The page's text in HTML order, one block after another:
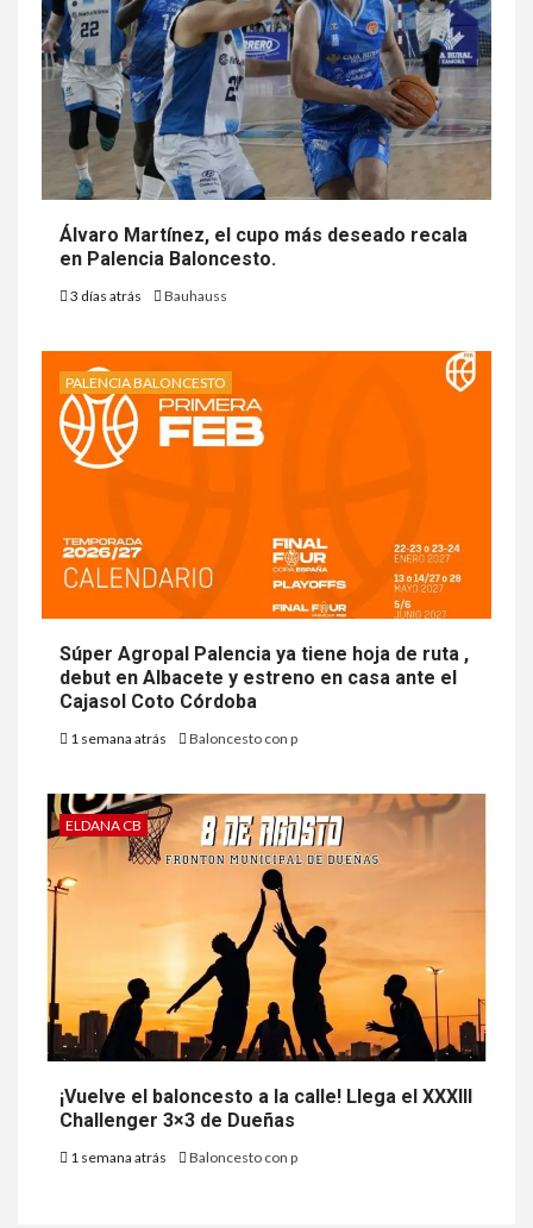
Álvaro Martínez, el cupo más deseado recala
en Palencia Baloncesto.
3 días atrás Bauhauss
PALENCIA BALONCESTO
Súper Agropal Palencia ya tiene hoja de ruta ,
debut en Albacete y estreno en casa ante el
Cajasol Coto Córdoba
1 semana atrás Baloncesto con p
ELDANA CB
¡Vuelve el baloncesto a la calle! Llega el XXXIII
Challenger 3×3 de Dueñas
1 semana atrás Baloncesto con p